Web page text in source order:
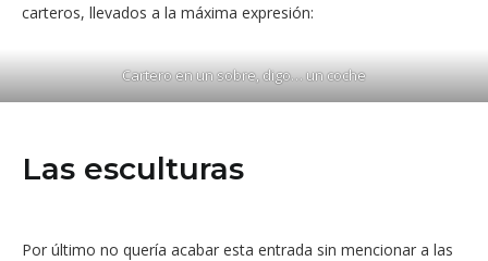
carteros, llevados a la máxima expresión:
Cartero en un sobre, digo… un coche
Las esculturas
Por último no quería acabar esta entrada sin mencionar a las